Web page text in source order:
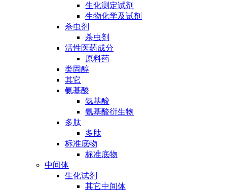
生化测定试剂
生物化学及试剂
杀虫剂
杀虫剂
活性医药成分
原料药
类固醇
其它
氨基酸
氨基酸
氨基酸衍生物
多肽
多肽
标准底物
标准底物
中间体
生化试剂
其它中间体